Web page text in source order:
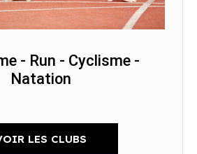
- Run - Cyclisme -
Natation
LES CLUBS